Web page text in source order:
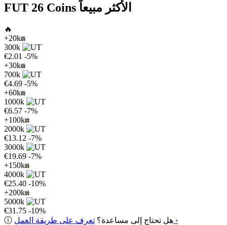
FUT 26 Coins الأكثر مبيعاً
🔥
+20k
300k
€2.01 -5%
+30k
700k
€4.69 -5%
+60k
1000k
€6.57 -7%
+100k
2000k
€13.12 -7%
3000k
€19.69 -7%
+150k
4000k
€25.40 -10%
+200k
5000k
€31.75 -10%
ⓘ
هل تحتاج إلى مساعدة؟ تعرف على طريقة العمل ›